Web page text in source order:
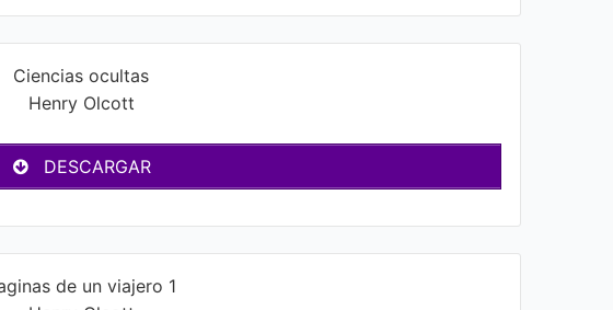
Ciencias ocultas
Henry Olcott
DESCARGAR
de un viajero 1